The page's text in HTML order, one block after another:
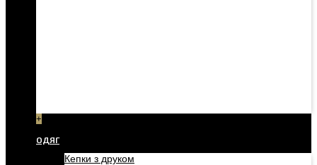
+
ОДЯГ
Кепки з друком